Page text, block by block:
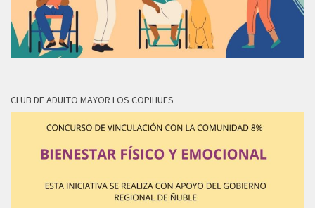
CLUB DE ADULTO MAYOR LOS COPIHUES